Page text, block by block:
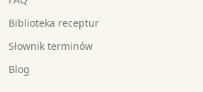
Biblioteka receptur
Słownik terminów
Blog